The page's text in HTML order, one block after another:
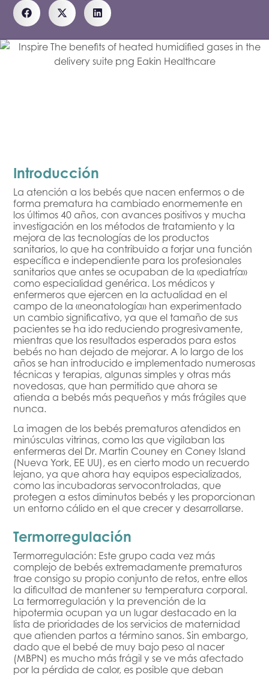
Introducción
La atención a los bebés que nacen enfermos o de
forma prematura ha cambiado enormemente en
los últimos 40 años, con avances positivos y mucha
investigación en los métodos de tratamiento y la
mejora de las tecnologías de los productos
sanitarios, lo que ha contribuido a forjar una función
específica e independiente para los profesionales
sanitarios que antes se ocupaban de la «pediatría»
como especialidad genérica. Los médicos y
enfermeros que ejercen en la actualidad en el
campo de la «neonatología» han experimentado
un cambio significativo, ya que el tamaño de sus
pacientes se ha ido reduciendo progresivamente,
mientras que los resultados esperados para estos
bebés no han dejado de mejorar. A lo largo de los
años se han introducido e implementado numerosas
técnicas y terapias, algunas simples y otras más
novedosas, que han permitido que ahora se
atienda a bebés más pequeños y más frágiles que
nunca.
La imagen de los bebés prematuros atendidos en
minúsculas vitrinas, como las que vigilaban las
enfermeras del Dr. Martin Couney en Coney Island
(Nueva York, EE UU), es en cierto modo un recuerdo
lejano, ya que ahora hay equipos especializados,
como las incubadoras servocontroladas, que
protegen a estos diminutos bebés y les proporcionan
un entorno cálido en el que crecer y desarrollarse.
Termorregulación
Termorregulación: Este grupo cada vez más
complejo de bebés extremadamente prematuros
trae consigo su propio conjunto de retos, entre ellos
la dificultad de mantener su temperatura corporal.
La termorregulación y la prevención de la
hipotermia ocupan ya un lugar destacado en la
lista de prioridades de los servicios de maternidad
que atienden partos a término sanos. Sin embargo,
dado que el bebé de muy bajo peso al nacer
(MBPN) es mucho más frágil y se ve más afectado
por la pérdida de calor, es posible que deban